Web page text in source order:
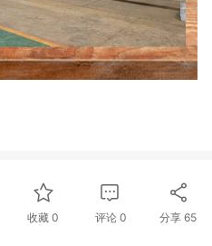
收藏 0 评论 0 分享65